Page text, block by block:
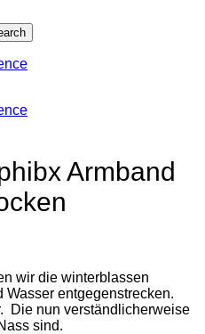
Armband
wir die winterblassen
entgegenstrecken.
Die nun verständlicherweise
sind.